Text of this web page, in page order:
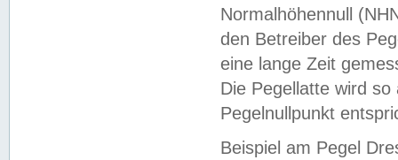
Normalhöhennull
den Betreiber des
eine lange Zeit
Die Pegellatte wird
Pegelnullpunkt
Beispiel am Pegel